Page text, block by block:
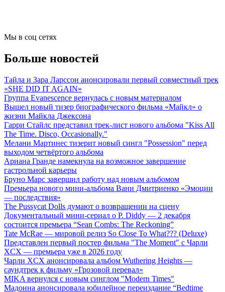
Мы в соц сетях
Больше новостей
Тайла и Зара Ларссон анонсировали первый совместный трек
«SHE DID IT AGAIN»
Группа Evanescence вернулась с новым материалом
Вышел новый тизер биографического фильма «Майкл» о
жизни Майкла Джексона
Гарри Стайлс представил трек-лист нового альбома "Kiss All
The Time. Disco, Occasionally."
Мелани Мартинес тизерит новый сингл "Possession" перед
выходом четвёртого альбома
Ариана Гранде намекнула на возможное завершение
гастрольной карьеры
Бруно Марс завершил работу над новым альбомом
Премьера нового мини-альбома Вани Дмитриенко «Эмоции
— последствия»
The Pussycat Dolls думают о возвращении на сцену
Документальный мини-сериал о P. Diddy — 2 декабря
состоится премьера “Sean Combs: The Reckoning”
Tate McRae — мировой релиз So Close To What??? (Deluxe)
Представлен первый постер фильма "The Moment" с Чарли
XCX — премьера уже в 2026 году
Чарли XCX анонсировала альбом Wuthering Heights —
саундтрек к фильму «Грозовой перевал»
MIKA вернулся с новым синглом "Modern Times"
Мадонна анонсировала юбилейное переиздание “Bedtime